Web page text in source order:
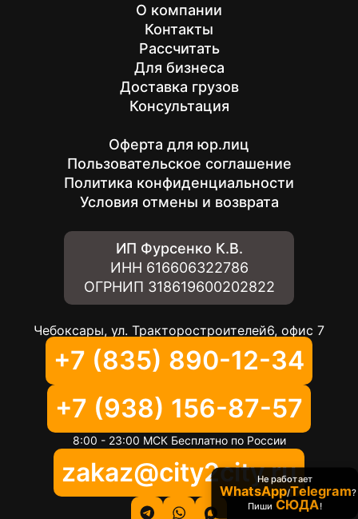
О компании
Контакты
Рассчитать
Для бизнеса
Доставка грузов
Консультация
Оферта для юр.лиц
Пользовательское соглашение
Политика конфиденциальности
Условия отмены и возврата
ИП Фурсенко К.В.
ИНН 616606322786
ОГРНИП 318619600202822
Чебоксары, ул. Тракторостроителей6, офис 7
+7 (835) 890-12-34
+7 (938) 156-87-57
8:00 - 23:00 МСК Бесплатно по России
zakaz@city2city.ru
Не работает
WhatsApp/Telegram?
Пиши СЮДА!